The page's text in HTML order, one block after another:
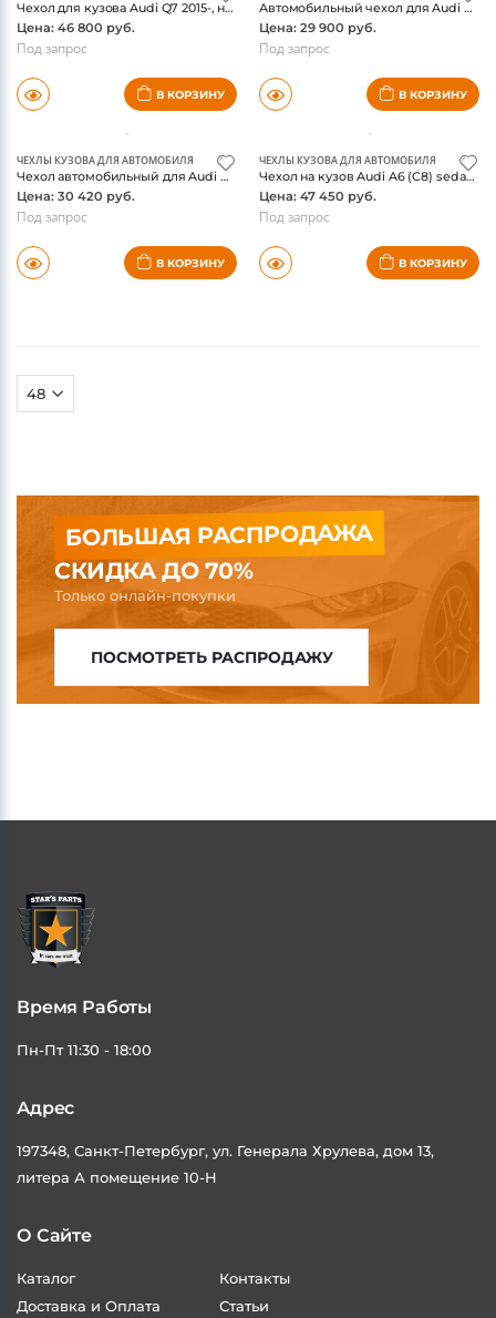
Чехол для кузова Audi Q7 2015-, наружное хранение, оригинал
Цена: 46 800 руб.
Под запрос
В КОРЗИНУ
Автомобильный чехол для Audi Q5 2017-, оригинал
Цена: 29 900 руб.
Под запрос
В КОРЗИНУ
ЧЕХЛЫ КУЗОВА ДЛЯ АВТОМОБИЛЯ
Чехол автомобильный для Audi A5/RS5 (B9) Coupe 2017-, оригинал
Цена: 30 420 руб.
Под запрос
В КОРЗИНУ
ЧЕХЛЫ КУЗОВА ДЛЯ АВТОМОБИЛЯ
Чехол на кузов Audi A6 (C8) sedan, оригинал
Цена: 47 450 руб.
Под запрос
В КОРЗИНУ
БОЛЬШАЯ РАСПРОДАЖА
СКИДКА ДО 70%
Только онлайн-покупки
ПОСМОТРЕТЬ РАСПРОДАЖУ
Время Работы
Пн-Пт 11:30 - 18:00
Адрес
197348, Санкт-Петербург, ул. Генерала Хрулева, дом 13,
литера А помещение 10-Н
О Сайте
Каталог
Доставка и Оплата
Контакты
Статьи